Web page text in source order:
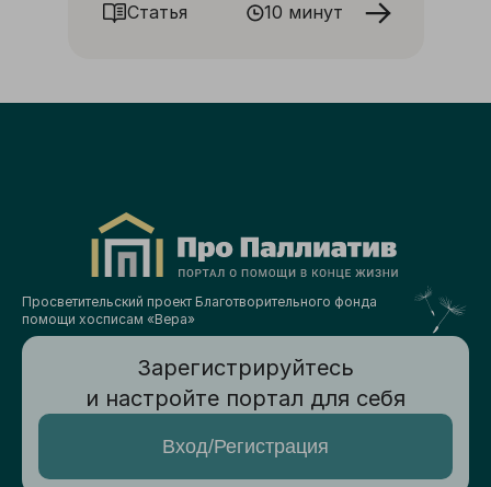
Статья 10 минут
Просветительский проект Благотворительного фонда
помощи хосписам «Вера»
Зарегистрируйтесь
и настройте портал для себя
Вход/Регистрация